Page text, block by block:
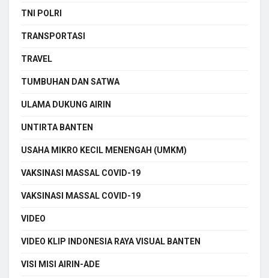
TNI POLRI
TRANSPORTASI
TRAVEL
TUMBUHAN DAN SATWA
ULAMA DUKUNG AIRIN
UNTIRTA BANTEN
USAHA MIKRO KECIL MENENGAH (UMKM)
VAKSINASI MASSAL COVID-19
VAKSINASI MASSAL COVID-19
VIDEO
VIDEO KLIP INDONESIA RAYA VISUAL BANTEN
VISI MISI AIRIN-ADE